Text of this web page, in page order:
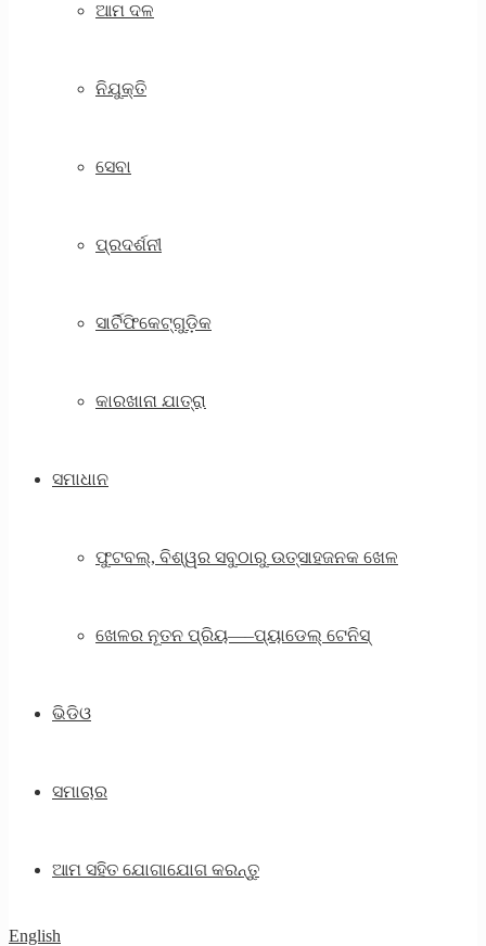
ଆମ ଦଳ
ନିଯୁକ୍ତି
ସେବା
ପ୍ରଦର୍ଶନୀ
ସାର୍ଟିଫିକେଟ୍‌ଗୁଡ଼ିକ
କାରଖାନା ଯାତ୍ରା
ସମାଧାନ
ଫୁଟବଲ୍, ବିଶ୍ୱର ସବୁଠାରୁ ଉତ୍ସାହଜନକ ଖେଳ
ଖେଳର ନୂତନ ପ୍ରିୟ—–ପ୍ୟାଡେଲ୍ ଟେନିସ୍
ଭିଡିଓ
ସମାଚାର
ଆମ ସହିତ ଯୋଗାଯୋଗ କରନ୍ତୁ
English